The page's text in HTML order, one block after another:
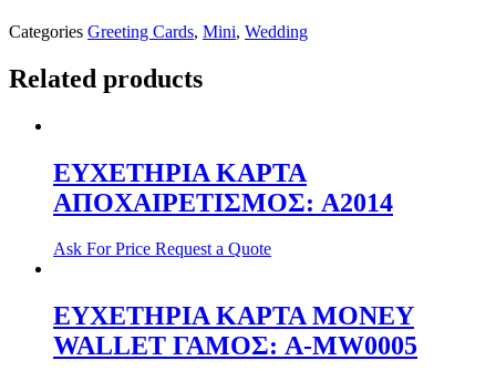
Categories Greeting Cards, Mini, Wedding
Related products
ΕΥΧΕΤΗΡΙΑ ΚΑΡΤΑ
ΑΠΟΧΑΙΡΕΤΙΣΜΟΣ: A2014
Ask For Price Request a Quote
ΕΥΧΕΤΗΡΙΑ ΚΑΡΤΑ MONEY
WALLET ΓΑΜΟΣ: A-MW0005